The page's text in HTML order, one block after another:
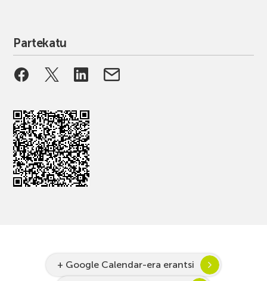
Partekatu
+ Google Calendar-era erantsi